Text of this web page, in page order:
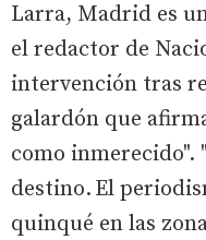
Larra, Madrid es
el redactor de
intervención tras
galardón que
como inmerecido".
destino. El
quinqué en las